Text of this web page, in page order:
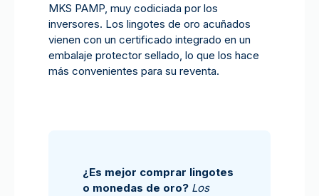
MKS PAMP, muy codiciada por los
inversores. Los lingotes de oro acuñados
vienen con un certificado integrado en un
embalaje protector sellado, lo que los hace
más convenientes para su reventa.
¿Es mejor comprar lingotes
o monedas de oro? Los